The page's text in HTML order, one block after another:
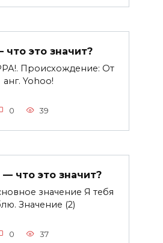
что это значит?
Происхождение: От
анг. Yohoo!
0 39
— что это значит?
значение Я тебя
Значение (2)
0 37